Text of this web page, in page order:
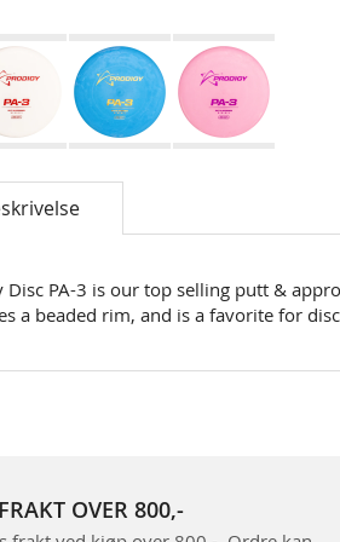
Disc PA-3 is our top selling putt &
a beaded rim, and is a favorite for
OVER 800,-